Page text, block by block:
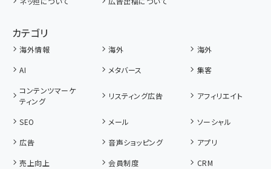
カテゴリ
海外情報 海外
海外
AI
メタバース
集客
コンテンツマーケ
ティング
リスティング広告 アフィリエイト
SEO メール
ソーシャル
広告
音声ショッピング
アプリ
売上向上
会員制度
CRM